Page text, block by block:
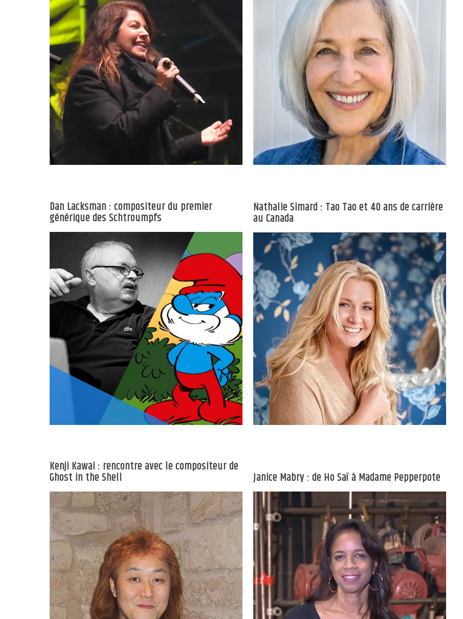
Dan Lacksman : compositeur du premier
générique des Schtroumpfs
Nathalie Simard : Tao Tao et 40 ans de carrière
au Canada
Kenji Kawai : rencontre avec le compositeur de
Ghost in the Shell Janice Mabry : de Ho Saï à Madame Pepperpote